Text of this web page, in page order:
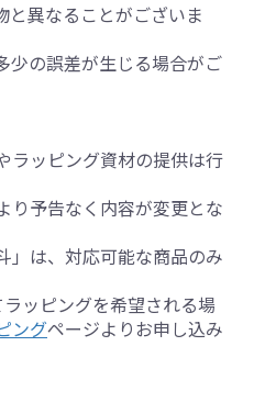
と異なることがございま
少の誤差が生じる場合がご
ラッピング資材の提供は行
り予告なく内容が変更とな
」は、対応可能な商品のみ
ッピングを希望される場
ングページよりお申し込み